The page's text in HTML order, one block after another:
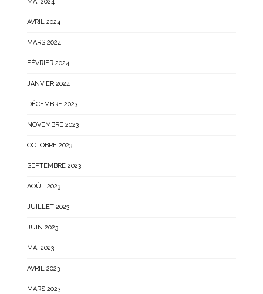
AVRIL 2024
MARS 2024
FÉVRIER 2024
JANVIER 2024
DÉCEMBRE 2023
NOVEMBRE 2023
OCTOBRE 2023
SEPTEMBRE 2023
AOÛT 2023
JUILLET 2023
JUIN 2023
MAI 2023
AVRIL 2023
MARS 2023